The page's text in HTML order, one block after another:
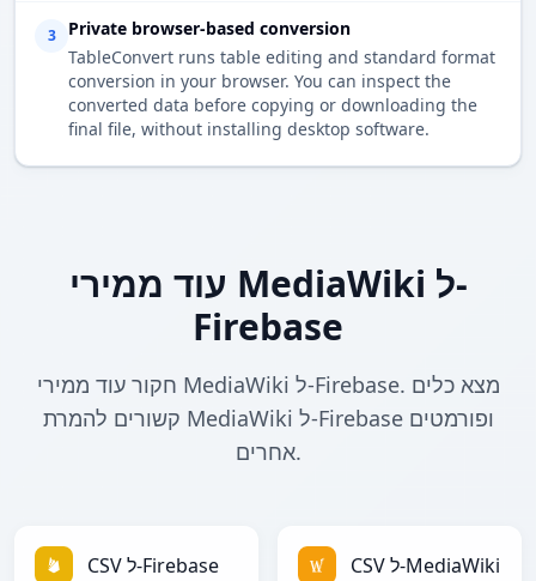
3
Private browser-based conversion
TableConvert runs table editing and standard format
conversion in your browser. You can inspect the
converted data before copying or downloading the
final file, without installing desktop software.
עוד ממירי MediaWiki ל-
Firebase
חקור עוד ממירי MediaWiki ל-Firebase. מצא כלים
קשורים להמרת MediaWiki ל-Firebase ופורמטים
אחרים.
CSV ל-Firebase CSV ל-MediaWiki